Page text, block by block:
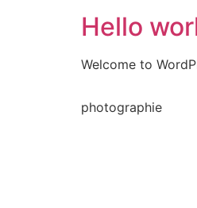
Hello
Welcome to
photographie